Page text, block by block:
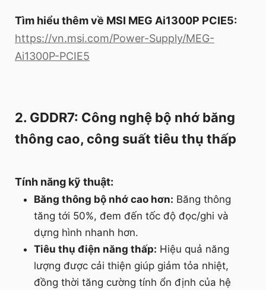
Tìm hiểu thêm về MSI MEG Ai1300P PCIE5:
https://vn.msi.com/Power-Supply/MEG-
Ai1300P-PCIE5
2. GDDR7: Công nghệ bộ nhớ băng
thông cao, công suất tiêu thụ thấp
Tính năng kỹ thuật:
Băng thông bộ nhớ cao hơn: Băng thông
tăng tới 50%, đem đến tốc độ đọc/ghi và
dựng hình nhanh hơn.
Tiêu thụ điện năng thấp: Hiệu quả năng
lượng được cải thiện giúp giảm tỏa nhiệt,
đồng thời tăng cường tính ổn định của hệ